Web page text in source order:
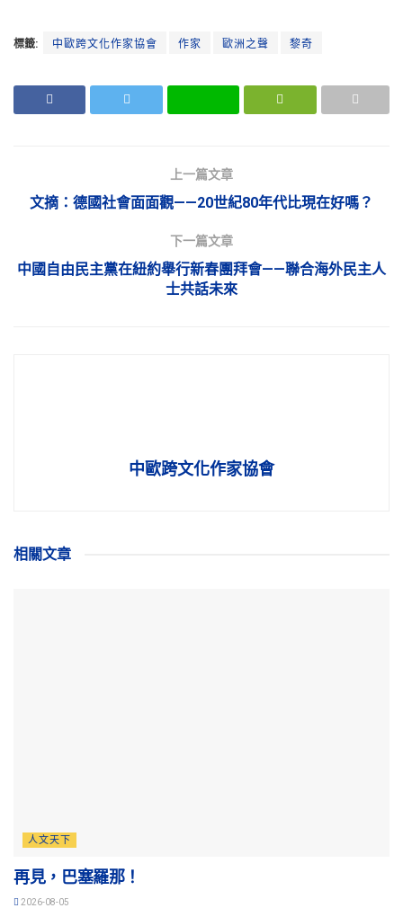
標籤: 中歐跨文化作家協會 作家 歐洲之聲 黎奇
上一篇文章
文摘：德國社會面面觀——20世紀80年代比現在好嗎？
下一篇文章
中國自由民主黨在紐約舉行新春團拜會——聯合海外民主人
士共話未來
中歐跨文化作家協會
相關文章
人文天下
再見，巴塞羅那！
2026-08-05